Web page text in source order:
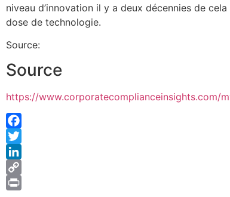
niveau d’innovation il y a deux décennies de
dose de technologie.
Source:
Source
https://www.corporatecomplianceinsights.com/
Facebook
Twitter
LinkedIn
Copy